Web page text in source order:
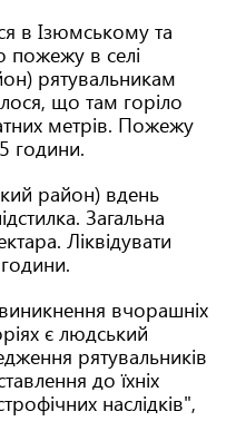
в Ізюмському та
пожежу в селі
рятувальникам
що там горіло
метрів. Пожежу
години.
район) вдень
Загальна
Ліквідувати
вчорашніх
є людський
рятувальників
до їхніх
наслідків",